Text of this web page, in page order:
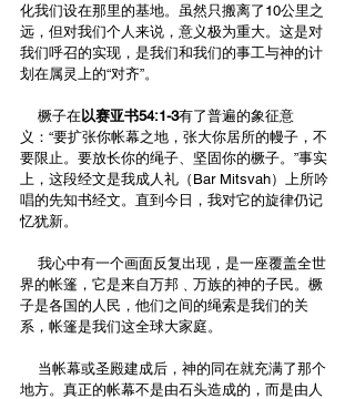
化我们设在那里的基地。虽然只搬离了10公里之
远，但对我们个人来说，意义极为重大。这是对
我们呼召的实现，是我们和我们的事工与神的计
划在属灵上的“对齐”。
    橛子在
以赛亚书54:1-3有了普遍的象征意
义：“要扩张你帐幕之地，张大你居所的幔子，不
要限止。要放长你的绳子、坚固你的橛子。”事实
上，这段经文是我成人礼（Bar Mitsvah）上所吟
唱的先知书经文。直到今日，我对它的旋律仍记
忆犹新。
界的帐篷，它是来自万邦﹑万族的神的子民。橛
子是各国的人民，他们之间的绳索是我们的关
系，帐篷是我们这全球大家庭。
地方。真正的帐幕不是由石头造成的，而是由人